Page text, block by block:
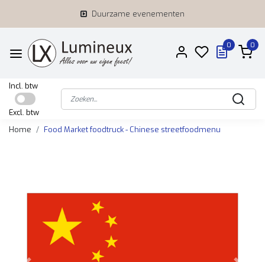
Duurzame evenementen
0 0
Incl. btw
Excl. btw
Home
Food Market foodtruck - Chinese streetfoodmenu